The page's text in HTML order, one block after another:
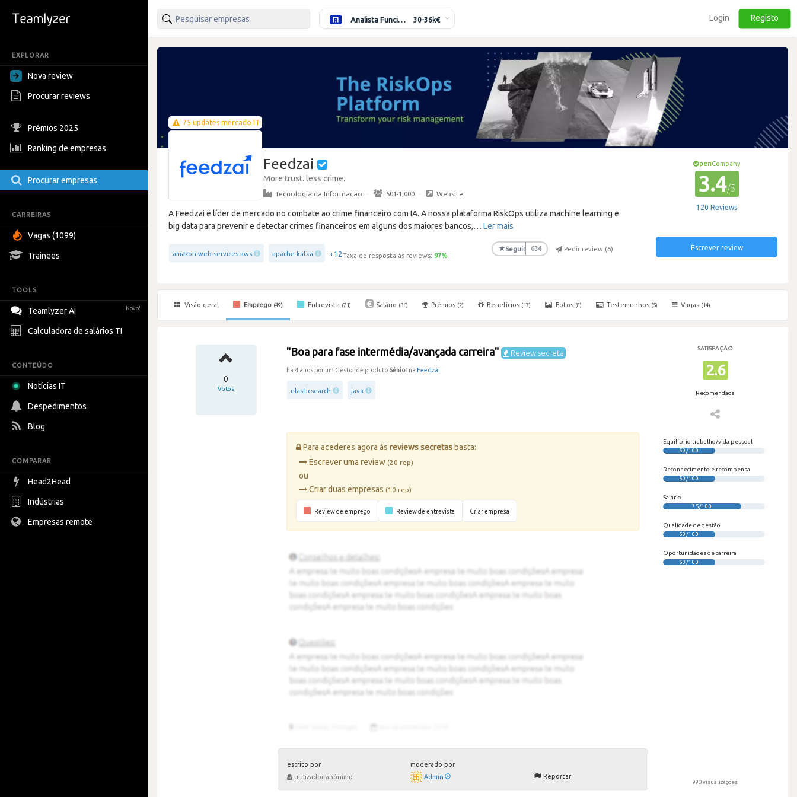
EXPLORAR
Nova review
Procurar reviews
Prémios 2025
Ranking de empresas
Procurar empresas
CARREIRAS
Vagas (1099)
Trainees
TOOLS
Teamlyzer AI Novo!
Calculadora de salários TI
CONTEÚDO
Notícias IT
Despedimentos
Blog
COMPARAR
Head2Head
Indústrias
Empresas remote
Analista Funcional (Híbrido) 30-36k€ Login Registo
75 updates mercado IT
Feedzai
More trust. less crime.
Tecnologia da Informação · 501-1,000 · Website
A Feedzai é líder de mercado no combate ao crime financeiro com IA. A nossa plataforma RiskOps utiliza machine learning e
big data para prevenir e detectar crimes financeiros em alguns dos maiores bancos,… Ler mais
amazon-web-services-aws apache-kafka +12Taxa de resposta às reviews: 97%
★Seguir 634 Pedir review (6)
penCompany
3.4/5
120 Reviews
Escrever review
Visão geral Emprego (49) Entrevista (71) Salário (36) Prémios (2) Benefícios (17) Fotos (8) Testemunhos (5) Vagas (14)
0
Votos
"Boa para fase intermédia/avançada carreira" Review secreta
há 4 anos por um Gestor de produto Séniorna Feedzai
elasticsearch java
SATISFAÇÃO
2.6
Recomendada
Para acederes agora àsreviews secretas basta:
Escrever uma review(20 rep)
ou
Criar duas empresas(10 rep)
Review de emprego Review de entrevista Criar empresa
Equilíbrio trabalho/vida pessoal
50/100
Reconhecimento e recompensa
50/100
Salário
75/100
Qualidade de gestão
50/100
Oportunidades de carreira
50/100
escrito por
utilizador anónimo
moderado por
Admin
Reportar
990 visualizações